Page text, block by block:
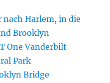
Harlem, in die
Brooklyn
One Vanderbilt
Park
Bridge